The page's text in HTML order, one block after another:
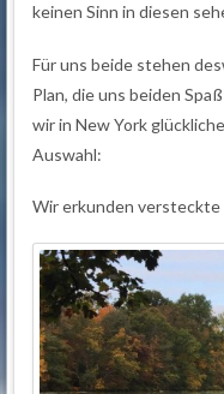
keinen Sinn in diesen
Für uns beide stehen
Plan, die uns beiden
wir in New York
Auswahl:
Wir erkunden